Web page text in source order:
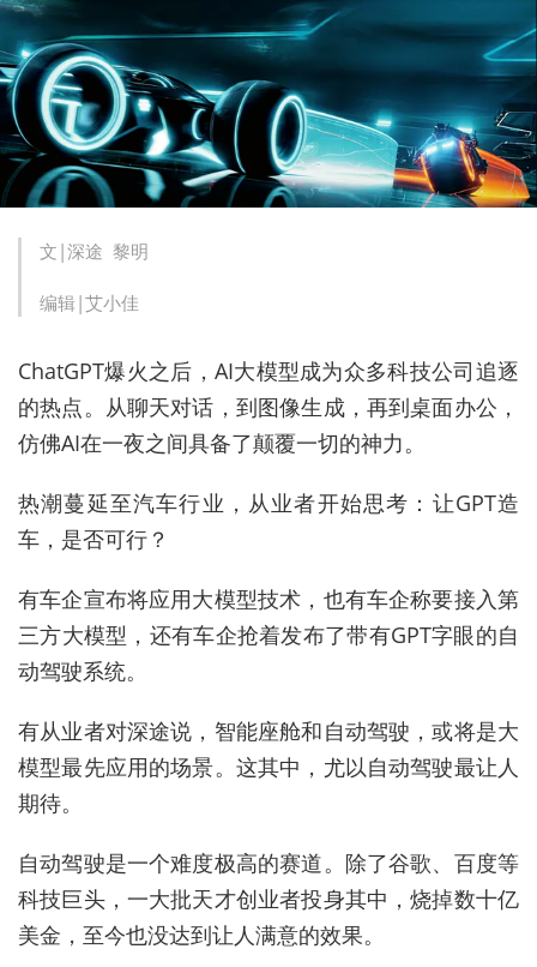
文|深途 黎明
编辑|艾小佳
ChatGPT爆火之后，AI大模型成为众多科技公司追逐
的热点。从聊天对话，到图像生成，再到桌面办公，
仿佛AI在一夜之间具备了颠覆一切的神力。
热潮蔓延至汽车行业，从业者开始思考：让GPT造
车，是否可行？
有车企宣布将应用大模型技术，也有车企称要接入第
三方大模型，还有车企抢着发布了带有GPT字眼的自
动驾驶系统。
有从业者对深途说，智能座舱和自动驾驶，或将是大
模型最先应用的场景。这其中，尤以自动驾驶最让人
期待。
自动驾驶是一个难度极高的赛道。除了谷歌、百度等
科技巨头，一大批天才创业者投身其中，烧掉数十亿
美金，至今也没达到让人满意的效果。